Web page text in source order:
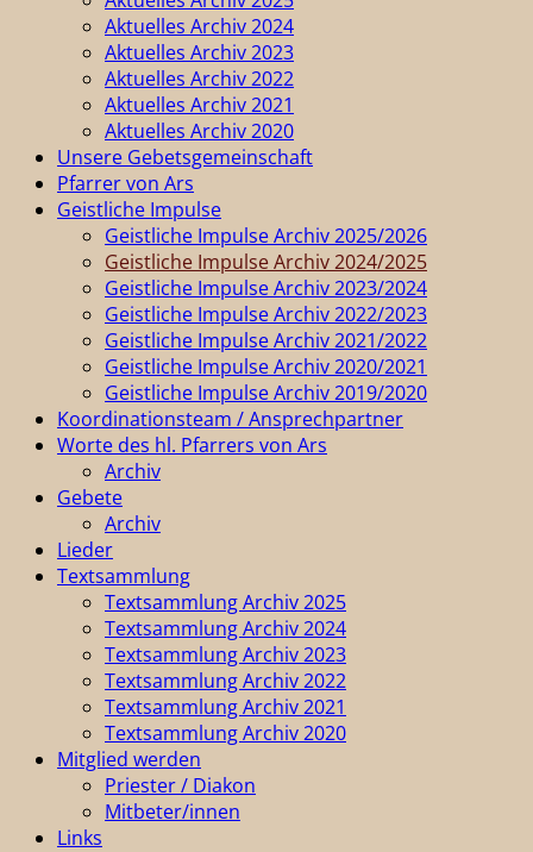
Aktuelles Archiv 2024
Aktuelles Archiv 2023
Aktuelles Archiv 2022
Aktuelles Archiv 2021
Aktuelles Archiv 2020
Unsere Gebetsgemeinschaft
Pfarrer von Ars
Geistliche Impulse
Geistliche Impulse Archiv 2025/2026
Geistliche Impulse Archiv 2024/2025
Geistliche Impulse Archiv 2023/2024
Geistliche Impulse Archiv 2022/2023
Geistliche Impulse Archiv 2021/2022
Geistliche Impulse Archiv 2020/2021
Geistliche Impulse Archiv 2019/2020
Koordinationsteam / Ansprechpartner
Worte des hl. Pfarrers von Ars
Archiv
Gebete
Archiv
Lieder
Textsammlung
Textsammlung Archiv 2025
Textsammlung Archiv 2024
Textsammlung Archiv 2023
Textsammlung Archiv 2022
Textsammlung Archiv 2021
Textsammlung Archiv 2020
Mitglied werden
Priester / Diakon
Mitbeter/innen
Links